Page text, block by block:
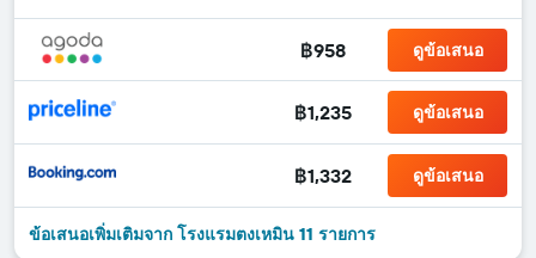
฿958 ดูข้อเสนอ
฿1,235 ดูข้อเสนอ
฿1,332 ดูข้อเสนอ
ข้อเสนอเพิ่มเติมจาก โรงแรมตงเหมิน 11 รายการ